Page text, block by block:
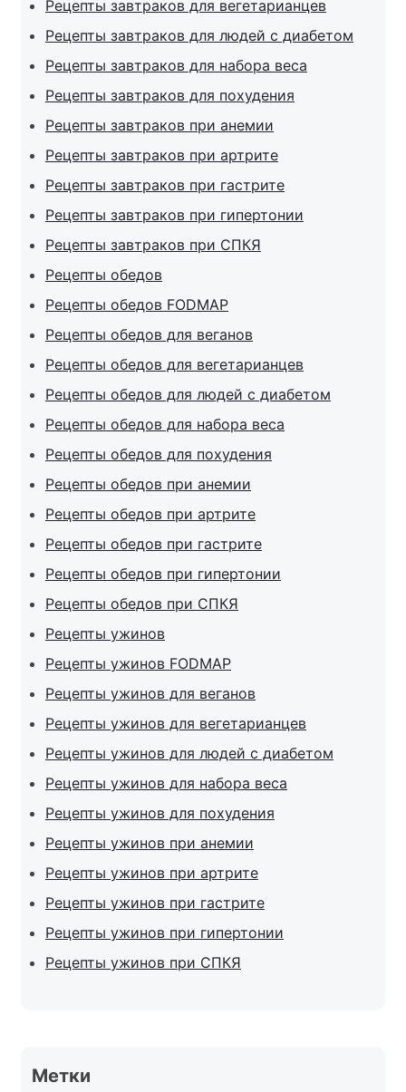
Рецепты завтраков для вегетарианцев
Рецепты завтраков для людей с диабетом
Рецепты завтраков для набора веса
Рецепты завтраков для похудения
Рецепты завтраков при анемии
Рецепты завтраков при артрите
Рецепты завтраков при гастрите
Рецепты завтраков при гипертонии
Рецепты завтраков при СПКЯ
Рецепты обедов
Рецепты обедов FODMAP
Рецепты обедов для веганов
Рецепты обедов для вегетарианцев
Рецепты обедов для людей с диабетом
Рецепты обедов для набора веса
Рецепты обедов для похудения
Рецепты обедов при анемии
Рецепты обедов при артрите
Рецепты обедов при гастрите
Рецепты обедов при гипертонии
Рецепты обедов при СПКЯ
Рецепты ужинов
Рецепты ужинов FODMAP
Рецепты ужинов для веганов
Рецепты ужинов для вегетарианцев
Рецепты ужинов для людей с диабетом
Рецепты ужинов для набора веса
Рецепты ужинов для похудения
Рецепты ужинов при анемии
Рецепты ужинов при артрите
Рецепты ужинов при гастрите
Рецепты ужинов при гипертонии
Рецепты ужинов при СПКЯ
Метки